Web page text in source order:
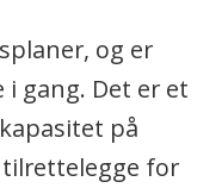
og er
gang. Det er et
på
for